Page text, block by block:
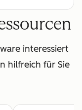
interessiert
hilfreich für Sie